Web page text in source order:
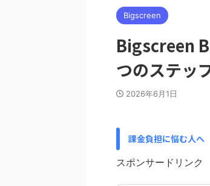
Bigscreen
Bigscreen
つのステッ
2026年6月1日
課金負担に悩む人へ
スポンサードリンク